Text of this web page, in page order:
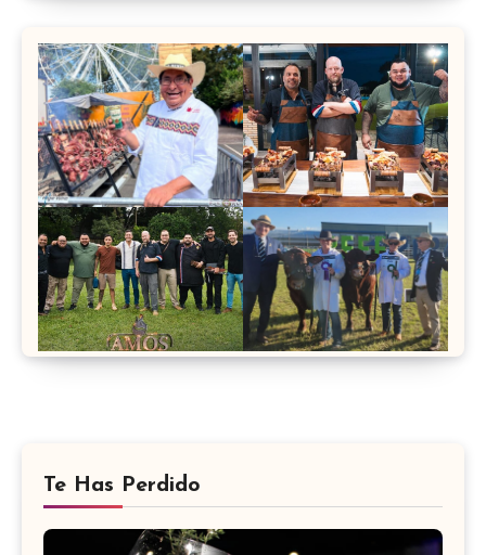
Te Has Perdido